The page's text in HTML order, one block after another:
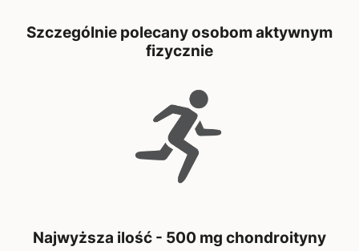
Szczególnie polecany osobom aktywnym
fizycznie
Najwyższa ilość - 500 mg chondroityny